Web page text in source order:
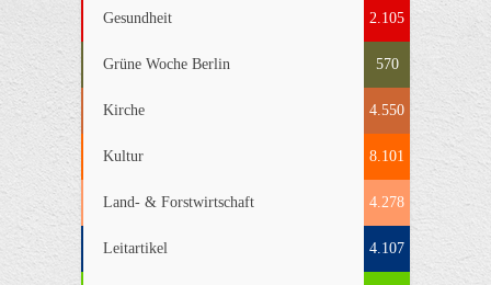
Gesundheit 2.105
Grüne Woche Berlin 570
Kirche 4.550
Kultur 8.101
Land- & Forstwirtschaft 4.278
Leitartikel 4.107